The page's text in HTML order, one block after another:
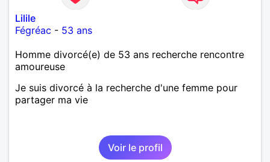
Lilile
Fégréac - 53 ans
Homme divorcé(e) de 53 ans recherche rencontre
amoureuse
Je suis divorcé à la recherche d'une femme pour
partager ma vie
Voir le profil